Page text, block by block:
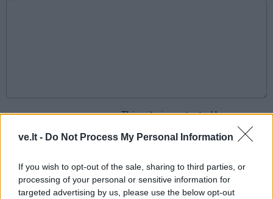
ve.lt - Do Not Process My Personal Information
If you wish to opt-out of the sale, sharing to third parties, or
processing of your personal or sensitive information for
targeted advertising by us, please use the below opt-out
This site is protected by
reCAPTCHA and the Google
Privacy PolicyandTerms of